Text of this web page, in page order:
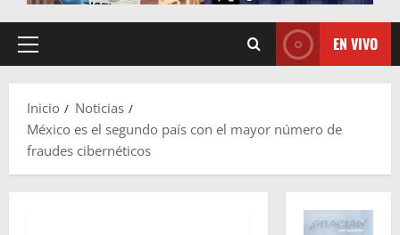
Menú
EN VIVO
Inicio
Noticias
México es el segundo país con el mayor número de
fraudes cibernéticos